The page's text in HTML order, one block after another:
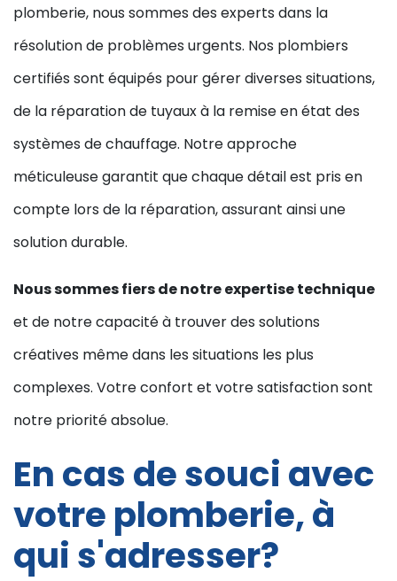
plomberie, nous sommes des experts dans la
résolution de problèmes urgents. Nos plombiers
certifiés sont équipés pour gérer diverses situations,
de la réparation de tuyaux à la remise en état des
systèmes de chauffage. Notre approche
méticuleuse garantit que chaque détail est pris en
compte lors de la réparation, assurant ainsi une
solution durable.
Nous sommes fiers de notre expertise technique
et de notre capacité à trouver des solutions
créatives même dans les situations les plus
complexes. Votre confort et votre satisfaction sont
notre priorité absolue.
En cas de souci avec
votre plomberie, à
qui s'adresser?